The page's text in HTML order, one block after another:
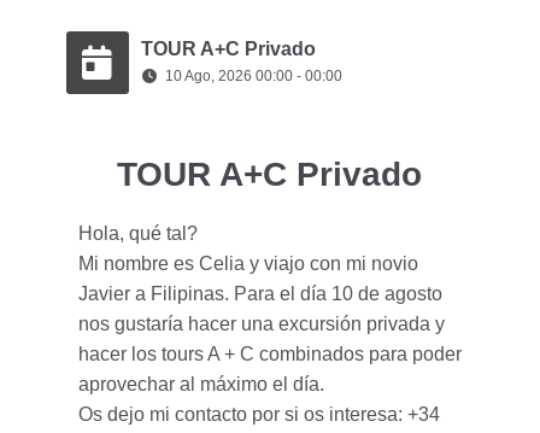
TOUR A+C Privado
10 Ago, 2026 00:00 - 00:00
TOUR A+C Privado
Hola, qué tal?
Mi nombre es Celia y viajo con mi novio
Javier a Filipinas. Para el día 10 de agosto
nos gustaría hacer una excursión privada y
hacer los tours A + C combinados para poder
aprovechar al máximo el día.
Os dejo mi contacto por si os interesa: +34